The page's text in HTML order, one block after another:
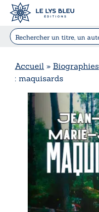
Accueil » Biographies
: maquisards